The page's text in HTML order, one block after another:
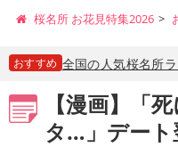
桜名所 お花見特集2026
おすすめ 全国の人気桜名所
【漫画】「
タ…」デート